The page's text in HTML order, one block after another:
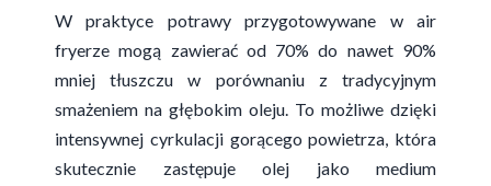
W praktyce potrawy przygotowywane w air
fryerze mogą zawierać od 70% do nawet 90%
mniej tłuszczu w porównaniu z tradycyjnym
smażeniem na głębokim oleju. To możliwe dzięki
intensywnej cyrkulacji gorącego powietrza, która
skutecznie zastępuje olej jako medium